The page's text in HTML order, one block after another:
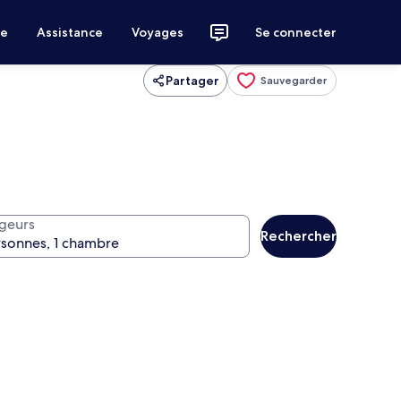
Assistance Voyages Se connecter
Partager Sauvegarder
Rechercher